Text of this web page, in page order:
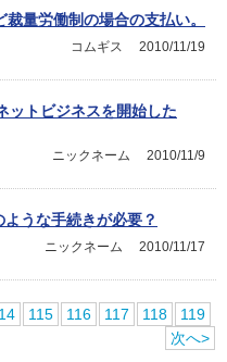
量労働制の場合の支払い。
2010/11/19
コムギス
ットビジネスを開始した
2010/11/9
ニックネーム
うな手続きが必要？
2010/11/17
ニックネーム
115 116 117 118
119
次へ>